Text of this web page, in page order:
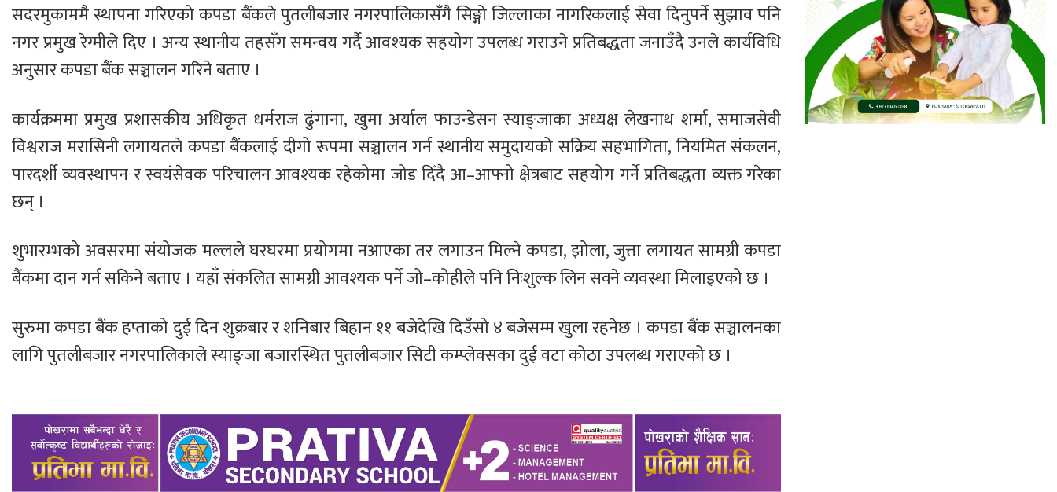
सदरमुकाममै स्थापना गरिएको कपडा बैंकले पुतलीबजार नगरपालिकासँगै सिङ्गो जिल्लाका नागरिकलाई सेवा दिनुपर्ने सुझाव पनि
नगर प्रमुख रेग्मीले दिए । अन्य स्थानीय तहसँग समन्वय गर्दै आवश्यक सहयोग उपलब्ध गराउने प्रतिबद्धता जनाउँदै उनले कार्यविधि
अनुसार कपडा बैंक सञ्चालन गरिने बताए ।
कार्यक्रममा प्रमुख प्रशासकीय अधिकृत धर्मराज ढुंगाना, खुमा अर्याल फाउन्डेसन स्याङ्जाका अध्यक्ष लेखनाथ शर्मा, समाजसेवी
विश्वराज मरासिनी लगायतले कपडा बैंकलाई दीगो रूपमा सञ्चालन गर्न स्थानीय समुदायको सक्रिय सहभागिता, नियमित संकलन,
पारदर्शी व्यवस्थापन र स्वयंसेवक परिचालन आवश्यक रहेकोमा जोड दिँदै आ–आफ्नो क्षेत्रबाट सहयोग गर्ने प्रतिबद्धता व्यक्त गरेका
छन् ।
शुभारम्भको अवसरमा संयोजक मल्लले घरघरमा प्रयोगमा नआएका तर लगाउन मिल्ने कपडा, झोला, जुत्ता लगायत सामग्री कपडा
बैंकमा दान गर्न सकिने बताए । यहाँ संकलित सामग्री आवश्यक पर्ने जो–कोहीले पनि निःशुल्क लिन सक्ने व्यवस्था मिलाइएको छ ।
सुरुमा कपडा बैंक हप्ताको दुई दिन शुक्रबार र शनिबार बिहान ११ बजेदेखि दिउँसो ४ बजेसम्म खुला रहनेछ । कपडा बैंक सञ्चालनका
लागि पुतलीबजार नगरपालिकाले स्याङ्जा बजारस्थित पुतलीबजार सिटी कम्प्लेक्सका दुई वटा कोठा उपलब्ध गराएको छ ।